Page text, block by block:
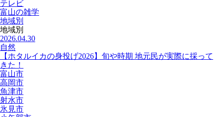
テレビ
富山の雑学
地域別
地域別
2026.04.30
自然
【ホタルイカの身投げ2026】旬や時期 地元民が実際に採って
きた！
富山市
高岡市
魚津市
射水市
氷見市